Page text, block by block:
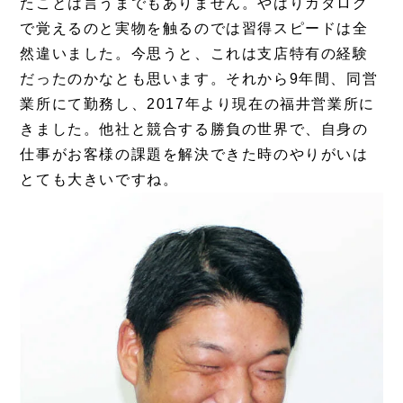
たことは言うまでもありません。やはりカタログ
で覚えるのと実物を触るのでは習得スピードは全
然違いました。 今思うと、これは支店特有の経験
だったのかなとも思います。 それから9年間、同営
業所にて勤務し、2017年より現在の福井営業所に
きました。他社と競合する勝負の世界で、自身の
仕事がお客様の課題を解決できた時のやりがいは
とても大きいですね。